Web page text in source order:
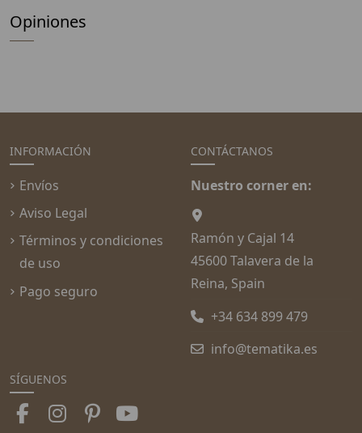
Opiniones
INFORMACIÓN
Envíos
Aviso Legal
Términos y condiciones
de uso
Pago seguro
CONTÁCTANOS
Nuestro corner en:
Ramón y Cajal 14
45600 Talavera de la
Reina, Spain
+34 634 899 479
info@tematika.es
SÍGUENOS